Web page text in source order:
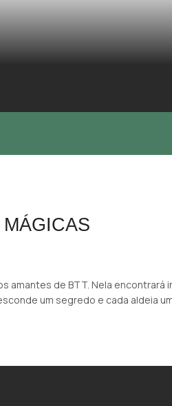
amantes de BTT. Nela encontrará
um segredo e cada aldeia